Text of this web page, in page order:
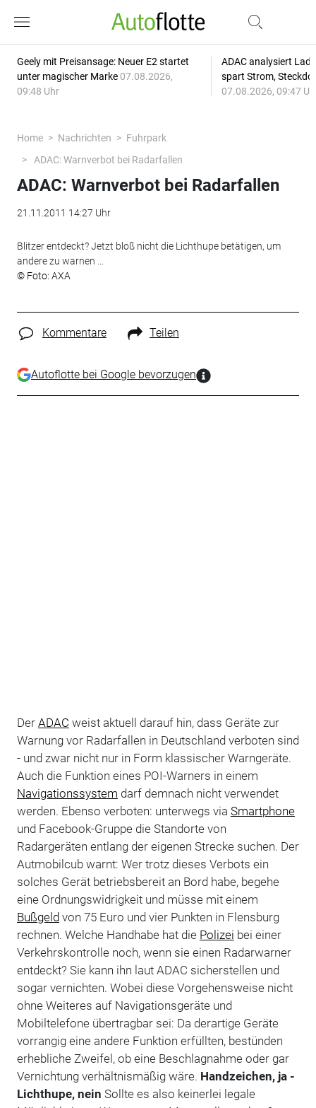
Geely mit Preisansage: Neuer E2 startet
unter magischer Marke 07.08.2026,
09:48 Uhr
ADAC analysiert
spart Strom,
07.08.2026, 09:47
Home Nachrichten
Fuhrpark
ADAC: Warnverbot bei Radarfallen
ADAC: Warnverbot bei Radarfallen
21.11.2011 14:27 Uhr
Blitzer entdeckt? Jetzt bloß nicht die Lichthupe betätigen, um
andere zu warnen ...
© Foto: AXA
Kommentare Teilen
Autoflotte bei Google bevorzugen
Der ADAC weist aktuell darauf hin, dass Geräte zur
Warnung vor Radarfallen in Deutschland verboten sind
- und zwar nicht nur in Form klassischer Warngeräte.
Auch die Funktion eines POI-Warners in einem
Navigationssystem darf demnach nicht verwendet
werden. Ebenso verboten: unterwegs via Smartphone
und Facebook-Gruppe die Standorte von
Radargeräten entlang der eigenen Strecke suchen. Der
Autmobilcub warnt: Wer trotz dieses Verbots ein
solches Gerät betriebsbereit an Bord habe, begehe
eine Ordnungswidrigkeit und müsse mit einem
Bußgeldvon 75 Euro und vier Punkten in Flensburg
rechnen. Welche Handhabe hat die Polizei bei einer
Verkehrskontrolle noch, wenn sie einen Radarwarner
entdeckt? Sie kann ihn laut ADAC sicherstellen und
sogar vernichten. Wobei diese Vorgehensweise nicht
ohne Weiteres auf Navigationsgeräte und
Mobiltelefone übertragbar sei: Da derartige Geräte
vorrangig eine andere Funktion erfüllten, bestünden
erhebliche Zweifel, ob eine Beschlagnahme oder gar
Vernichtung verhältnismäßig wäre. Handzeichen, ja -
Lichthupe, nein Sollte es also keinerlei legale